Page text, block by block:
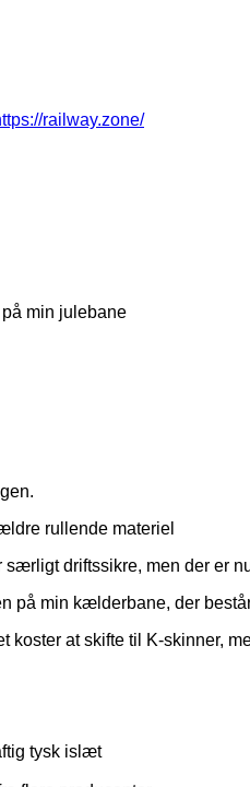
railway.zone/
min julebane
rullende materiel
driftssikre, men der er
på min kælderbane, der
koster at skifte til K-skinner,
tysk islæt